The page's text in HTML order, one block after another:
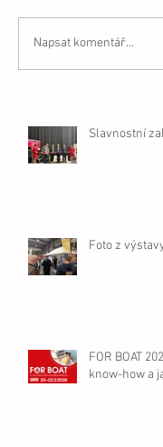
Napsat komentář...
Slavnostní
Foto z
FOR BOAT
know-how a